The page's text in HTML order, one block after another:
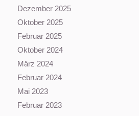
Dezember 2025
Oktober 2025
Februar 2025
Oktober 2024
März 2024
Februar 2024
Mai 2023
Februar 2023